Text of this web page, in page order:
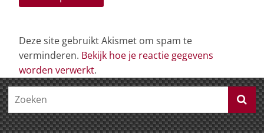
Deze site gebruikt Akismet om spam te
verminderen. Bekijk hoe je reactie gegevens
worden verwerkt.